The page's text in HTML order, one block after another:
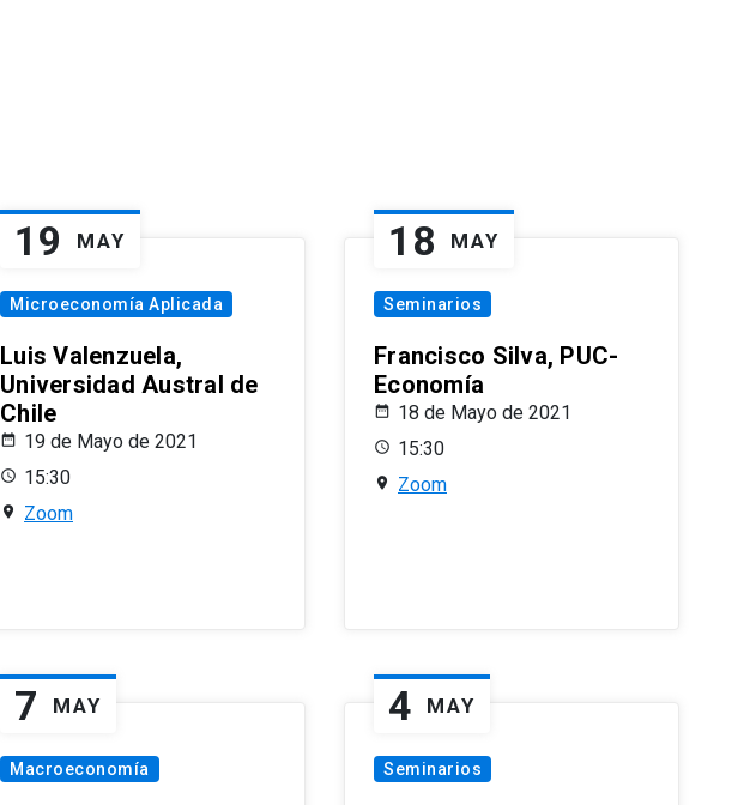
19 MAY
Microeconomía Aplicada
Luis Valenzuela,
Universidad Austral de
Chile
19 de Mayo de 2021
15:30
Zoom
18 MAY
Seminarios
Francisco Silva, PUC-
Economía
18 de Mayo de 2021
15:30
Zoom
7 MAY
Macroeconomía
4 MAY
Seminarios